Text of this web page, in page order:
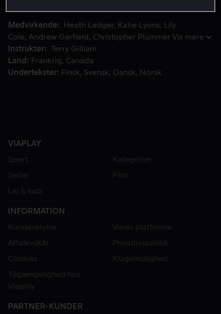
Medvirkende Heath Ledger Katie Lyons
Lily
Cole
Andrew Garfield Christopher Plummer Vis mere
Instruktør
Terry Gilliam
Land
Frankrig
Canada
Undertekster
Finsk Svensk Dansk Norsk
VIAPLAY
Sport
Kategorier
Serier
Film
Lej & køb
INFORMATION
Kundeservice
Vores platforme
Aftalevilkår
Privatlivspolitik
Cookies
Klagemulighed
Tilgængelighed hos
Viaplay
PARTNER-KUNDER